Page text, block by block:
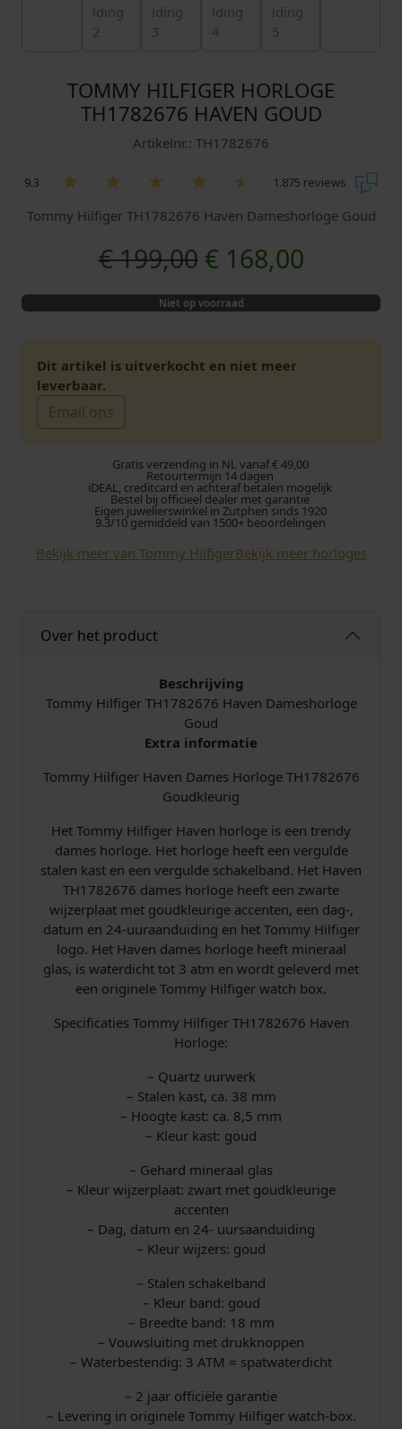
TOMMY HILFIGER HORLOGE
TH1782676 HAVEN GOUD
Artikelnr.: TH1782676
9.3 1.875 reviews
Tommy Hilfiger TH1782676 Haven Dameshorloge Goud
€199,00 O
o
r
s
r
o
n
k
i
j
k
e
p
r
i
j
s
w
a
s
:
€
1
9
9
,
0
€168,00H
u
i
g
e
p
r
i
:
€
1
6
8
,
Niet op voorraad
Dit artikel is uitverkocht en niet meer
leverbaar.
Email ons
Gratis verzending in NL vanaf € 49,00
Retourtermijn 14 dagen
iDEAL, creditcard en achteraf betalen mogelijk
Bestel bij officieel dealer met garantie
Eigen juwelierswinkel in Zutphen sinds 1920
9.3/10 gemiddeld van 1500+ beoordelingen
Bekijk meer van Tommy HilfigerBekijk meer horloges
Over het product
Beschrijving
Tommy Hilfiger TH1782676 Haven Dameshorloge
Goud
Extra informatie
Tommy Hilfiger Haven Dames Horloge TH1782676
Goudkleurig
Het Tommy Hilfiger Haven horloge is een trendy
dames horloge. Het horloge heeft een vergulde
stalen kast en een vergulde schakelband. Het Haven
TH1782676 dames horloge heeft een zwarte
wijzerplaat met goudkleurige accenten, een dag-,
datum en 24-uuraanduiding en het Tommy Hilfiger
logo. Het Haven dames horloge heeft mineraal
glas, is waterdicht tot 3 atm en wordt geleverd met
een originele Tommy Hilfiger watch box.
Specificaties Tommy Hilfiger TH1782676 Haven
Horloge:
– Quartz uurwerk
– Stalen kast, ca. 38 mm
– Hoogte kast: ca. 8,5 mm
– Kleur kast: goud
– Gehard mineraal glas
– Kleur wijzerplaat: zwart met goudkleurige
accenten
– Dag, datum en 24- uursaanduiding
– Kleur wijzers: goud
– Stalen schakelband
– Kleur band: goud
– Breedte band: 18 mm
– Vouwsluiting met drukknoppen
– Waterbestendig: 3 ATM = spatwaterdicht
– 2 jaar officiële garantie
– Levering in originele Tommy Hilfiger watch-box.